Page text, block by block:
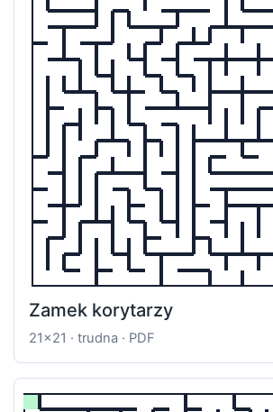
Zamek korytarzy
21x21 · trudna · PDF